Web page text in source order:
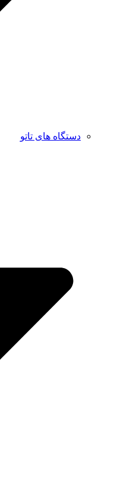
دستگاه های تاتو